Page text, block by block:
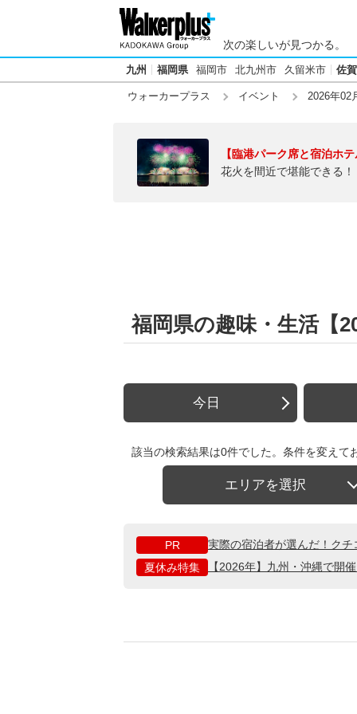
次の楽しいが見つかる。
九州 福岡県 福岡市 北九州市 久留米市 佐
ウォーカープラス イベント 2026年02
【臨港パーク席と宿泊ホ
花火を間近で堪能できる
福岡県の趣味・生活【
今日
該当の検索結果は0件でした。条件を変えて
エリアを選択
PR
実際の宿泊者が選んだ！ク
夏休み特集
【2026年】九州・沖縄で開